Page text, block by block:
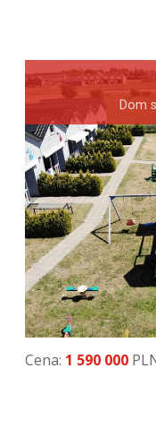
Dom
Cena: 1 590 000